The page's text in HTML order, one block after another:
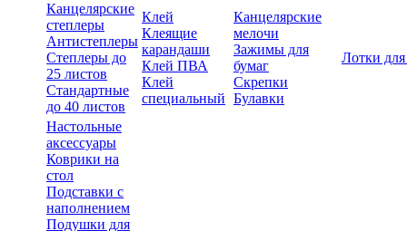
Канцелярские
степлеры
Антистеплеры
Степлеры до
25 листов
Стандартные
до 40 листов
Клей
Клеящие
карандаши
Клей ПВА
Клей
специальный
Канцелярские
мелочи
Зажимы для
бумаг
Скрепки
Булавки
Лотки
Настольные
аксессуары
Коврики на
стол
Подставки с
наполнением
Подушки для